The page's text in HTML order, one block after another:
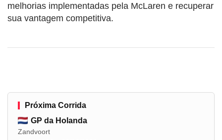
melhorias implementadas pela McLaren e recuperar
sua vantagem competitiva.
Próxima Corrida
GP da Holanda
Zandvoort